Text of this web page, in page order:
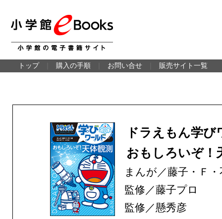
トップ 購入の手順 お問い合せ 販売サイト一覧
ドラえもん学
おもしろいぞ！
まんが／藤子・Ｆ
監修／藤子プロ
監修／懸秀彦